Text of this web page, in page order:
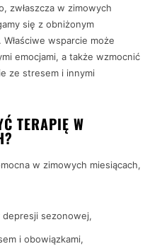
zwłaszcza w zimowych
się z obniżonym
wsparcie może
emocjami, a także wzmocnić
ze stresem i innymi
TERAPIĘ W
w zimowych miesiącach,
sezonowej,
i obowiązkami,